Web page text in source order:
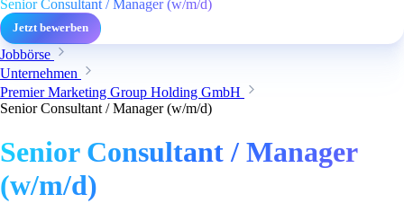
Senior Consultant / Manager (w/m/d)
Jetzt bewerben
Jobbörse
Unternehmen
Premier Marketing Group Holding GmbH
Senior Consultant / Manager (w/m/d)
Senior Consultant / Manager
(w/m/d)